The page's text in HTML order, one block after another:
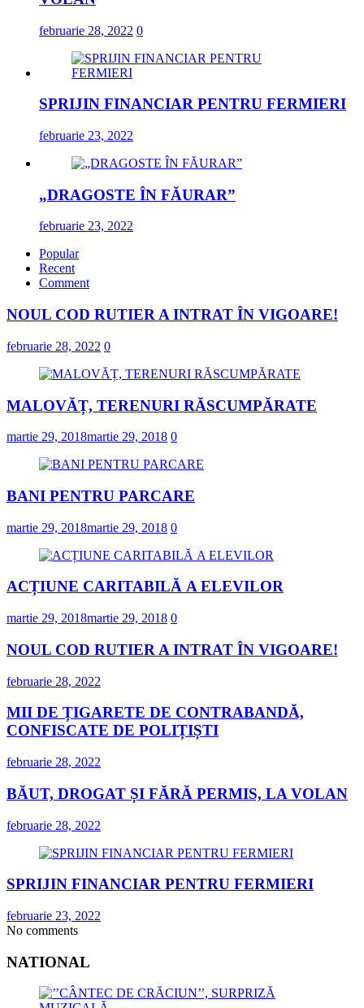
februarie 28, 2022 0
SPRIJIN FINANCIAR PENTRU FERMIERI
februarie 23, 2022
„DRAGOSTE ÎN FĂURAR”
februarie 23, 2022
Popular
Recent
Comment
NOUL COD RUTIER A INTRAT ÎN VIGOARE!
februarie 28, 2022 0
MALOVĂȚ, TERENURI RĂSCUMPĂRATE
martie 29, 2018martie 29, 2018 0
BANI PENTRU PARCARE
martie 29, 2018martie 29, 2018 0
ACȚIUNE CARITABILĂ A ELEVILOR
martie 29, 2018martie 29, 2018 0
NOUL COD RUTIER A INTRAT ÎN VIGOARE!
februarie 28, 2022
MII DE ȚIGARETE DE CONTRABANDĂ,
CONFISCATE DE POLIȚIȘTI
februarie 28, 2022
BĂUT, DROGAT ȘI FĂRĂ PERMIS, LA VOLAN
februarie 28, 2022
SPRIJIN FINANCIAR PENTRU FERMIERI
februarie 23, 2022
No comments
NATIONAL